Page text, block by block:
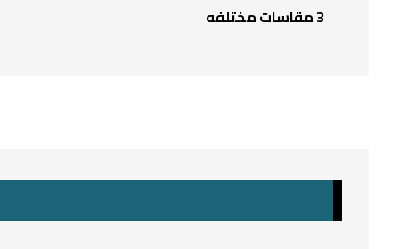
3 مقاسات مختلفه